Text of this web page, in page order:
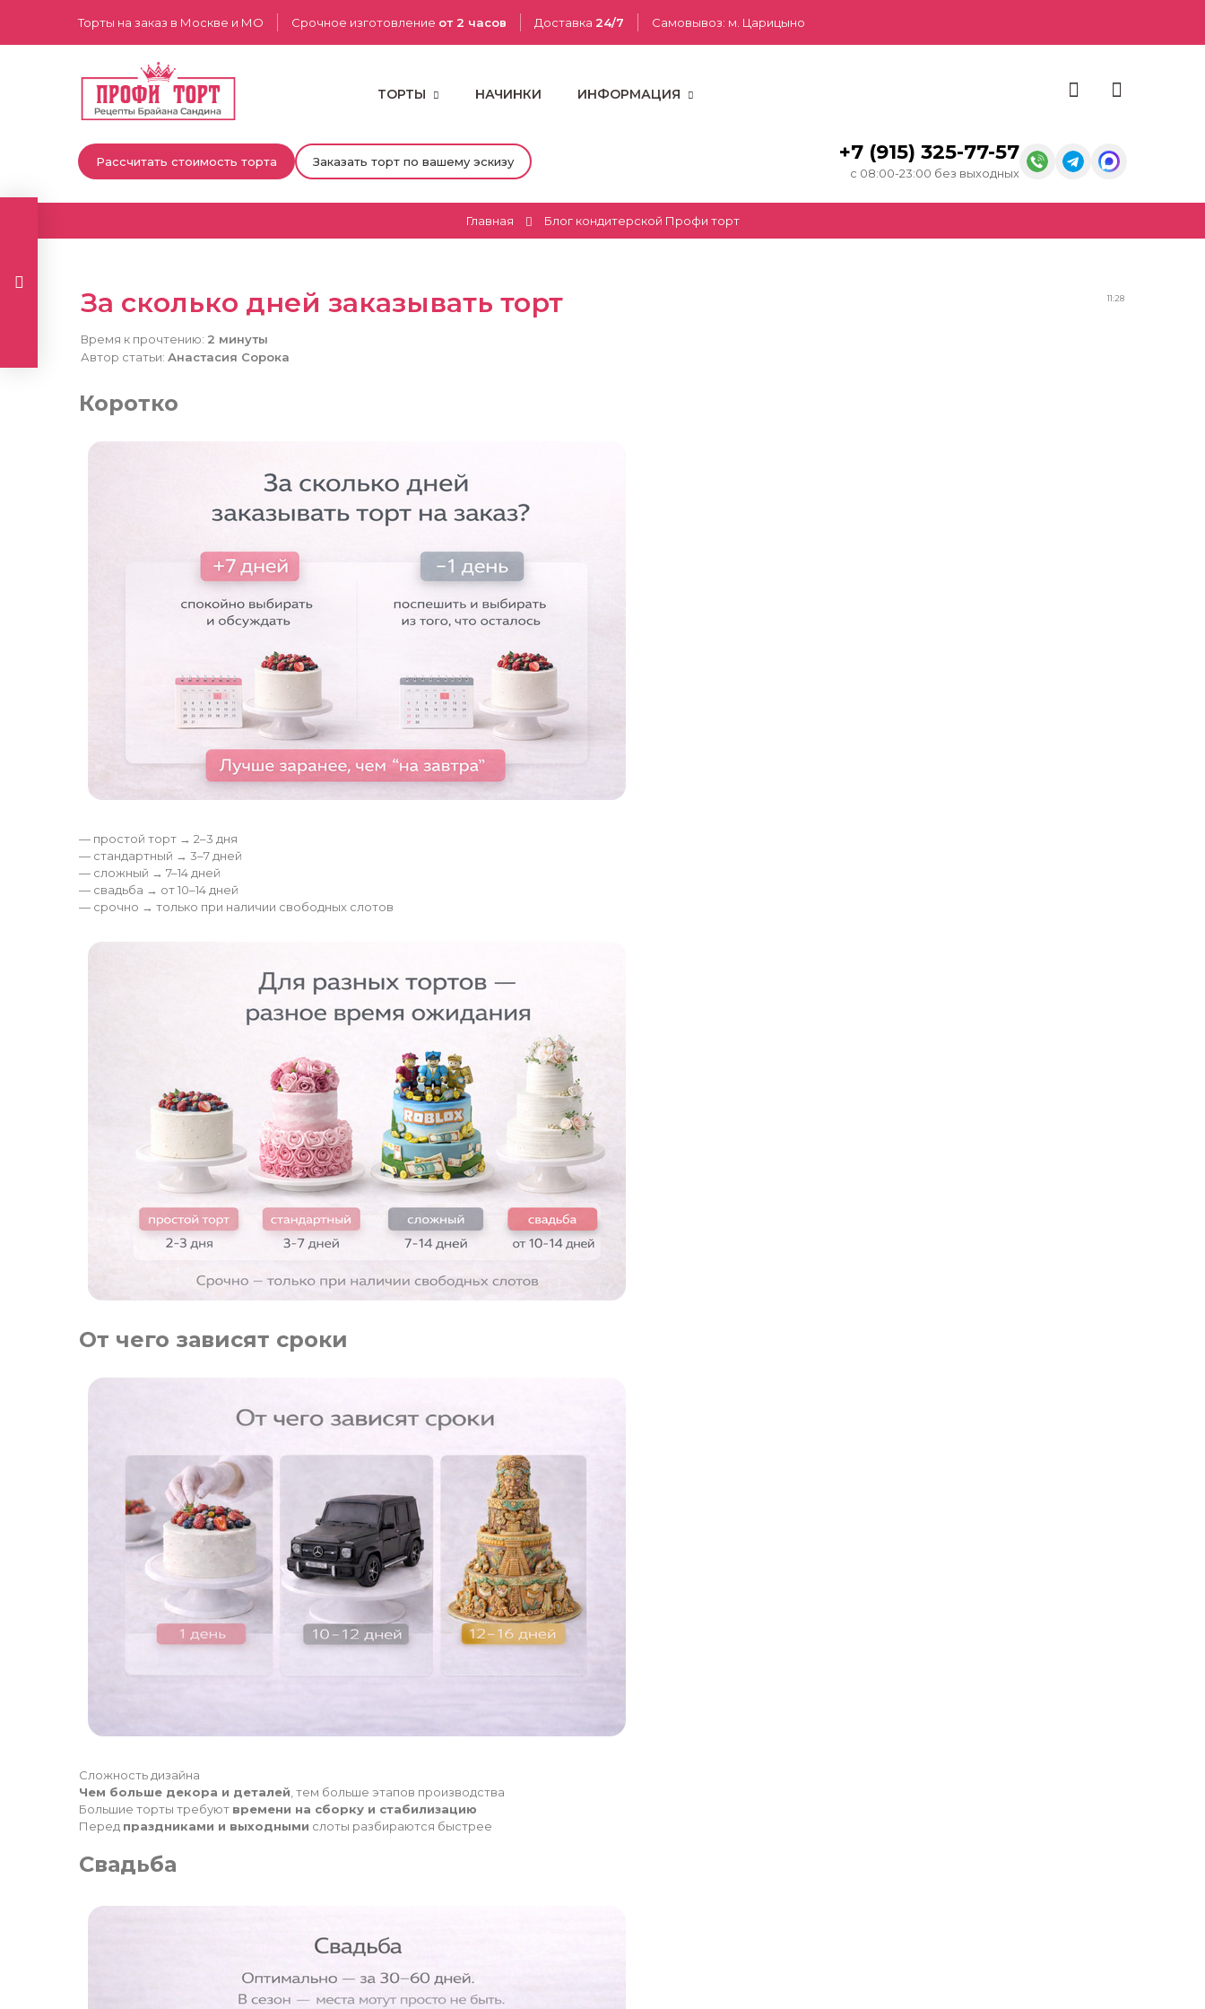
Торты на заказ в Москве и МО Срочное изготовление от 2 часов Доставка 24/7 Самовывоз: м. Царицыно
ТОРТЫ НАЧИНКИ ИНФОРМАЦИЯ
Рассчитать стоимость торта Заказать торт по вашему эскизу +7 (915) 325-77-57
с 08:00-23:00 без выходных
Главная Блог кондитерской Профи торт
11:28
За сколько дней заказывать торт
Время к прочтению: 2 минуты
Автор статьи: Анастасия Сорока
Коротко
— простой торт → 2–3 дня
— стандартный → 3–7 дней
— сложный → 7–14 дней
— свадьба → от 10–14 дней
— срочно → только при наличии свободных слотов
От чего зависят сроки
Сложность дизайна
Чем больше декора и деталей , тем больше этапов производства
Большие торты требуют времени на сборку и стабилизацию
Перед праздниками и выходными слоты разбираются быстрее
Свадьба